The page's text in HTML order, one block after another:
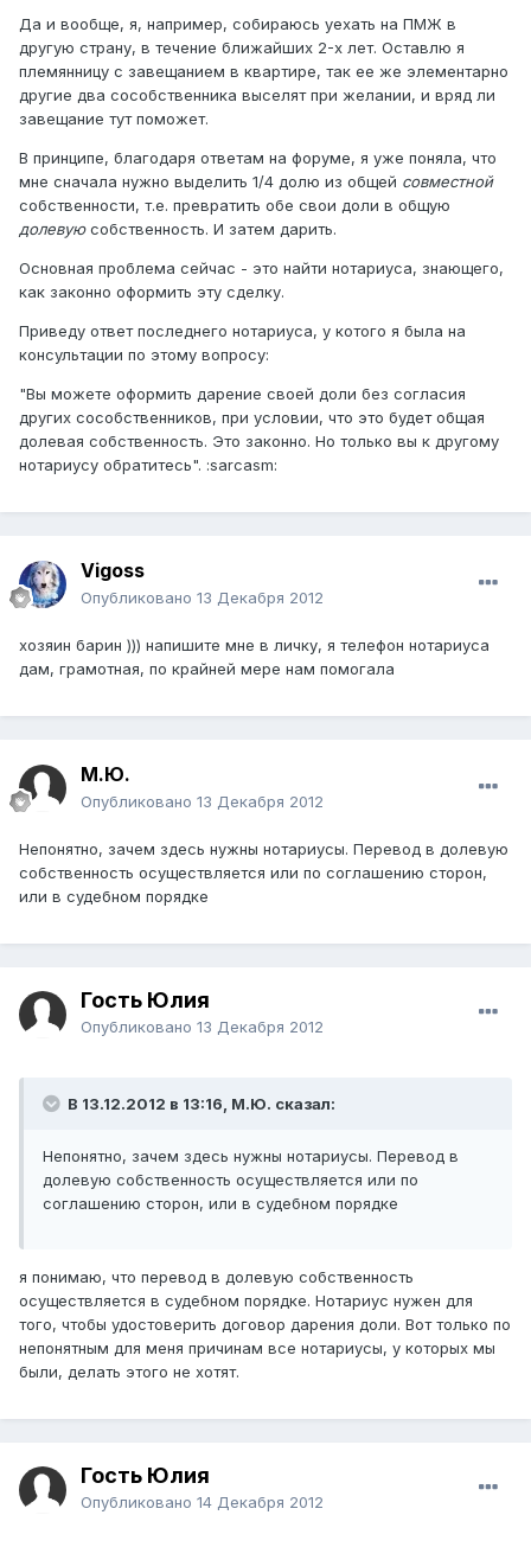
Да и вообще, я, например, собираюсь уехать на ПМЖ в
другую страну, в течение ближайших 2-х лет. Оставлю я
племянницу с завещанием в квартире, так ее же элементарно
другие два сособственника выселят при желании, и вряд ли
завещание тут поможет.
В принципе, благодаря ответам на форуме, я уже поняла, что
мне сначала нужно выделить 1/4 долю из общей совместной
собственности, т.е. превратить обе свои доли в общую
долевуюсобственность. И затем дарить.
Основная проблема сейчас - это найти нотариуса, знающего,
как законно оформить эту сделку.
Приведу ответ последнего нотариуса, у котого я была на
консультации по этому вопросу:
"Вы можете оформить дарение своей доли без согласия
других сособственников, при условии, что это будет общая
долевая собственность. Это законно. Но только вы к другому
нотариусу обратитесь". :sarcasm:
Vigoss
Опубликовано 13 Декабря 2012
хозяин барин ))) напишите мне в личку, я телефон нотариуса
дам, грамотная, по крайней мере нам помогала
М.Ю.
Опубликовано 13 Декабря 2012
Непонятно, зачем здесь нужны нотариусы. Перевод в долевую
собственность осуществляется или по соглашению сторон,
или в судебном порядке
Гость Юлия
Опубликовано 13 Декабря 2012
В 13.12.2012 в 13:16, М.Ю. сказал:
Непонятно, зачем здесь нужны нотариусы. Перевод в
долевую собственность осуществляется или по
соглашению сторон, или в судебном порядке
я понимаю, что перевод в долевую собственность
осуществляется в судебном порядке. Нотариус нужен для
того, чтобы удостоверить договор дарения доли. Вот только по
непонятным для меня причинам все нотариусы, у которых мы
были, делать этого не хотят.
Гость Юлия
Опубликовано 14 Декабря 2012